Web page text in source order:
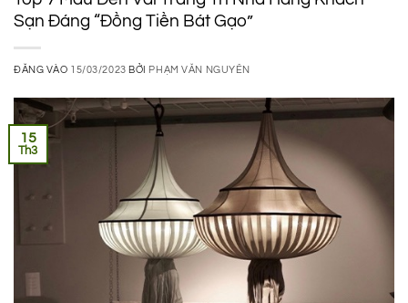
Sạn Đáng “Đồng Tiền Bát Gạo”
ĐĂNG VÀO 15/03/2023 BỞI PHẠM VĂN NGUYÊN
15
Th3